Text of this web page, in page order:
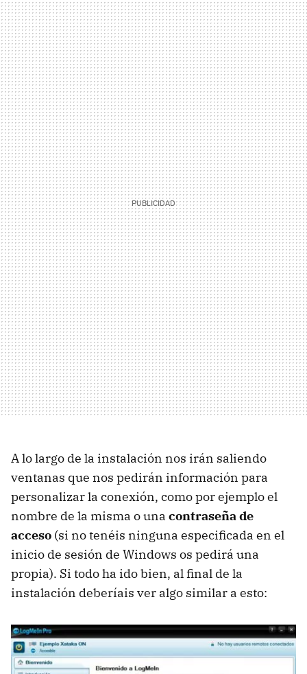
A lo largo de la instalación nos irán saliendo
ventanas que nos pedirán información para
personalizar la conexión, como por ejemplo el
nombre de la misma o una contraseña de
acceso (si no tenéis ninguna especificada en el
inicio de sesión de Windows os pedirá una
propia). Si todo ha ido bien, al final de la
instalación deberíais ver algo similar a esto: